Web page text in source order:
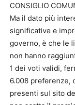
CONSIGLIO
Ma il dato più
significative e
governo, è che le
non hanno
1 dei voti validi,
6.008 preferenze,
presenti sul sito